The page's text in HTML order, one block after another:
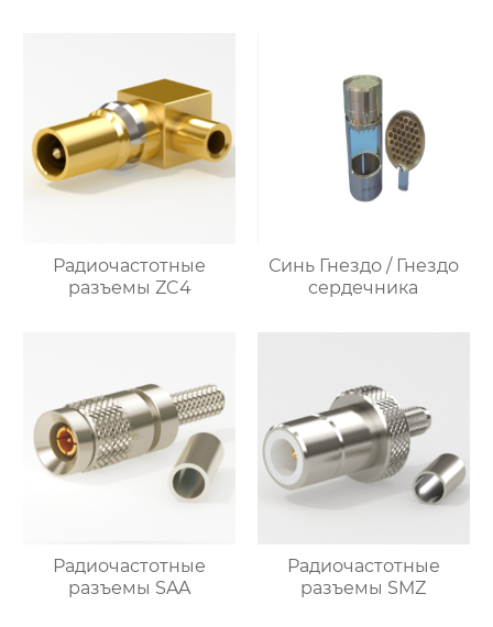
Радиочастотные
разъемы ZC4
Синь Гнездо / Гнездо
сердечника
Радиочастотные
разъемы SAA
Радиочастотные
разъемы SMZ